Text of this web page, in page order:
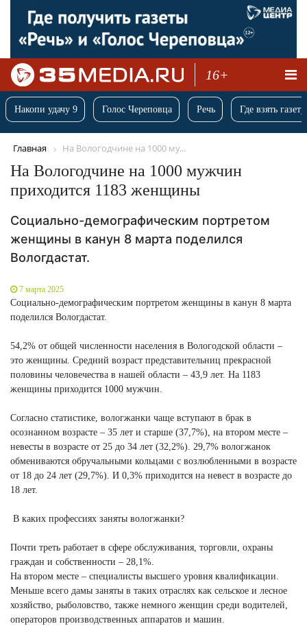
16+
Накопи удачу 9 Голос Череповца Речь Где взять
Главная На Вологодчине на 1000 му...
На Вологодчине на 1000 мужчин
приходится 1183 женщины
Социально-демографическим портретом
женщины в канун 8 марта поделился
Вологдастат.
7 марта 2025
Социально-демографическим портретом женщины в канун 8 марта
поделился Вологдастат.
54,2% от общей численности населения в Вологодской области –
это женщины. Средний возраст представительниц прекрасной
половины человечества в нашей области – 43,9 лет. На 1183
женщины приходится 1000 мужчин.
Согласно статистике, вологжанки чаще вступают в брак в
осознанном возрасте – 35 лет и старше (37,7%), на втором месте –
невесты в возрасте от 25 до 34 лет (32,2%). 29,7% вологжанок
обмениваются обручальными кольцами с возлюбленными в возрасте
от 18 до 24 лет (29,7%). И 0,3% приходится на невест в возрасте до
18 лет.
В каких профессиях заняты вологжанки?
Почти треть работает в сфере обслуживания, торговли, охраны
граждан и собственности – 28,1%.
На втором месте – специалисты высшего уровня квалификации.
Меньше всего дамы заняты в таких отраслях как сельское и лесное
хозяйство, рыболовство, также немного женщин среди водителей,
операторов производственных аппаратов и машин.